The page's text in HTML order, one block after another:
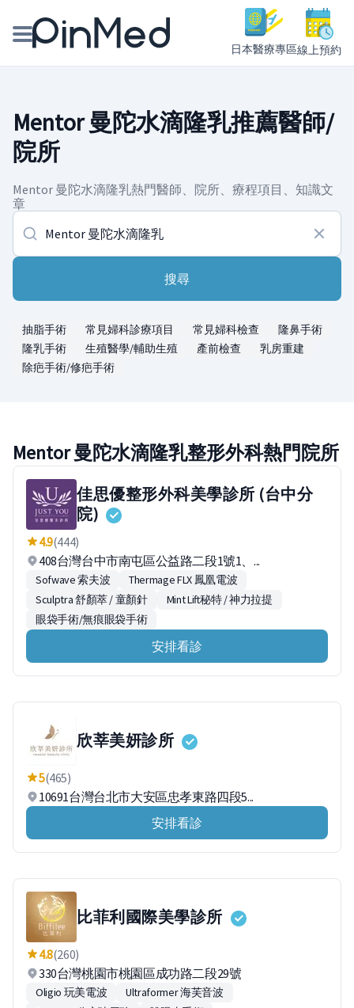
日本醫療專區線上預約
醫師專欄專訪
健康主題館
我是醫療人員
Mentor 曼陀水滴隆乳推薦醫師/
院所
Mentor 曼陀水滴隆乳熱門醫師、院所、療程項目、知識文
章
搜尋
抽脂手術 常見婦科診療項目 常見婦科檢查
隆鼻手術
隆乳手術
生殖醫學/輔助生殖 產前檢查
乳房重建
除疤手術/修疤手術
Mentor 曼陀水滴隆乳整形外科熱門院所
佳思優整形外科美學診所 (台中分
院)
4.9(444)
408台灣台中市南屯區公益路二段1號1、...
Sofwave 索夫波
Thermage FLX 鳳凰電波
Sculptra 舒顏萃 / 童顏針
Mint Lift秘特 / 神力拉提
眼袋手術/無痕眼袋手術
安排看診
欣莘美妍診所
5(465)
10691台灣台北市大安區忠孝東路四段5...
安排看診
比菲利國際美學診所
4.8(260)
330台灣桃園市桃園區成功路二段29號
Oligio 玩美電波
Ultraformer 海芙音波